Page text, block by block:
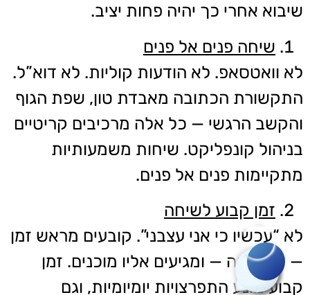
שיבוא אחרי כך יהיה פחות יציב.
שיחה פנים אל פנים
לא וואטסאפ. לא הודעות קוליות. לא דוא”ל.
התקשורת הכתובה מאבדת טון, שפת הגוף
והקשב הרגשי — כל אלה מרכיבים קריטיים
בניהול קונפליקט. שיחות משמעותיות
מתקיימות פנים אל פנים.
זמן קבוע לשיחה
לא “עכשיו כי אני עצבני”. קובעים מראש זמן
— יום ושעה — ומגיעים אליו מוכנים. זמן
קבוע מונע התפרצויות יומיומיות, וגם
רוצה לשאול שאלה?